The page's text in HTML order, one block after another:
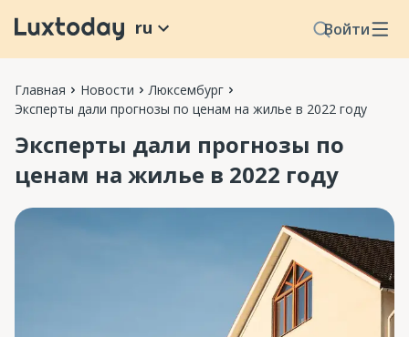
Войти
ru
Главная Новости
Люксембург
Эксперты дали прогнозы по ценам на жилье в 2022 году
Эксперты дали прогнозы по
ценам на жилье в 2022 году